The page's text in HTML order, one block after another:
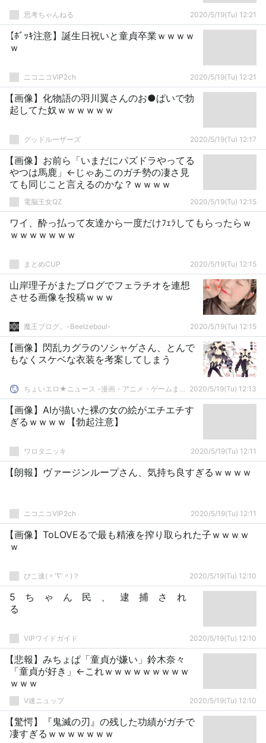
思考ちゃんねる 2020/5/19(Tu) 12:21
【ﾎﾞｯｷ注意】誕生日祝いと童貞卒業ｗｗｗｗ
ｗ
ニコニコVIP2ch 2020/5/19(Tu) 12:21
【画像】化物語の羽川翼さんのお●ぱいで勃
起してた奴ｗｗｗｗｗｗ
グッドルーザーズ 2020/5/19(Tu) 12:17
【画像】お前ら「いまだにパズドラやってる
やつは馬鹿」←じゃあこのガチ勢の凄さ見
ても同じこと言えるのかな？ｗｗｗｗ
電脳王女QZ 2020/5/19(Tu) 12:15
ワイ、酔っ払って友達から一度だけﾌｪﾗしてもらったらｗ
ｗｗｗｗｗｗｗ
まとめCUP 2020/5/19(Tu) 12:15
山岸理子がまたブログでフェラチオを連想
させる画像を投稿ｗｗｗ
魔王ブログ。-Beelzeboul- 2020/5/19(Tu) 12:15
【画像】閃乱カグラのソシャゲさん、とんで
もなくスケベな衣装を考案してしまう
ちょいエロ★ニュース -漫画・アニメ・ゲームまとめ- 2020/5/19(Tu) 12:13
【画像】AIが描いた裸の女の絵がエチエチす
ぎるｗｗｗｗ【勃起注意】
ワロタニッキ 2020/5/19(Tu) 12:11
【朗報】ヴァージンループさん、気持ち良すぎるｗｗｗｗ
ニコニコVIP2ch 2020/5/19(Tu) 12:11
【画像】ToLOVEるで最も精液を搾り取られた子ｗｗｗｗ
ｗ
ぴこ速(〃'∇'〃)？ 2020/5/19(Tu) 12:10
5 ち ゃ ん 民 、 逮 捕 さ れ
る
VIPワイドガイド 2020/5/19(Tu) 12:10
【悲報】みちょぱ「童貞が嫌い」鈴木奈々
「童貞が好き」←これｗｗｗｗｗｗｗｗｗ
ｗｗｗ
V速ニュップ 2020/5/19(Tu) 12:10
【驚愕】『鬼滅の刃』の残した功績がガチで
凄すぎるｗｗｗｗｗｗｗ